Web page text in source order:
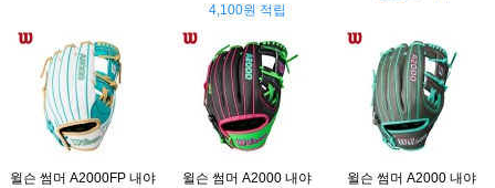
4,100원 적립
윌슨 썸머 A2000FP 내야
윌슨 썸머 A2000 내야
윌슨 썸머 A2000 내야